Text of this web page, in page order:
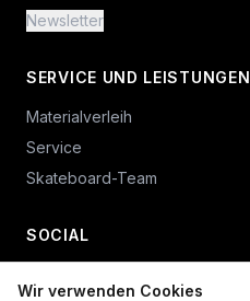
Wir verwenden Cookies
Newsletter
SERVICE UND LEISTUNGEN
Materialverleih
Service
Skateboard-Team
SOCIAL